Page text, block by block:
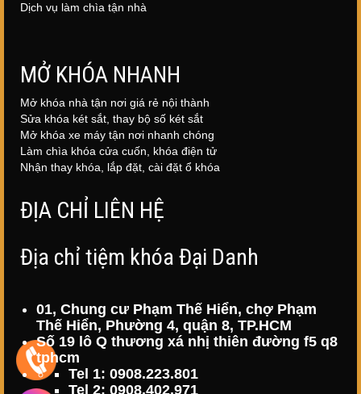
Dịch vụ làm chìa tận nhà
MỞ KHÓA NHANH
Mở khóa nhà tận nơi giá rẻ nội thành
Sửa khóa két sắt, thay bộ số két sắt
Mở khóa xe máy tận nơi nhanh chóng
Làm chìa khóa cửa cuốn, khóa điện tử
Nhận thay khóa, lắp đặt, cài đặt ổ khóa
ĐỊA CHỈ LIÊN HỆ
Địa chỉ tiệm khóa Đại Danh
01, Chung cư Phạm Thế Hiển, chợ Phạm
Thế Hiển, Phường 4, quận 8, TP.HCM
Số 19 lô Q thương xá nhị thiên đường f5 q8
tphcm
Tel 1: 0908.223.801
Tel 2: 0908.402.971